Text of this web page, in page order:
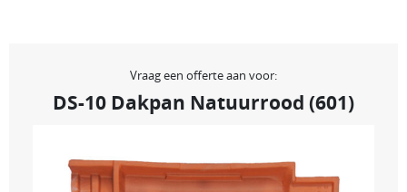
Vraag een offerte aan voor:
DS-10 Dakpan Natuurrood (601)